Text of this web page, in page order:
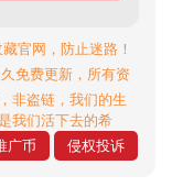
官网，防止迷路！
免费更新，所有资
非盗链，我们的生
我们活下去的希
广币 侵权投诉